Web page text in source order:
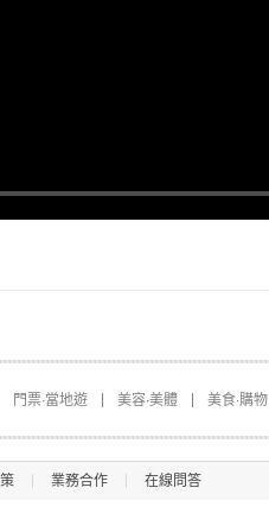
門票∙當地遊 美容∙美體 美食∙購物
業務合作 在線問答